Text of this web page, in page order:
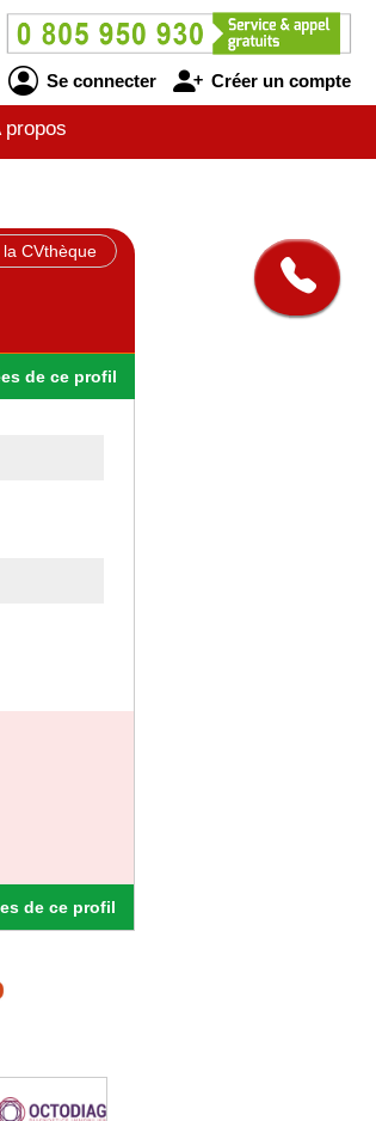
Se connecter Créer un compte
propos
CVthèque
de ce profil
de ce profil